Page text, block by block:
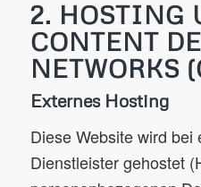
2. HOSTING
CONTENT
NETWORKS
Externes Hosting
Diese Website wird bei
Dienstleister gehostet